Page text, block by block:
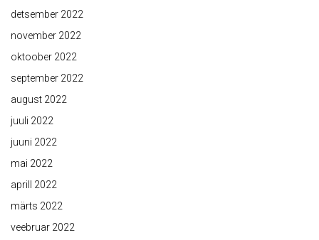
detsember 2022
november 2022
oktoober 2022
september 2022
august 2022
juuli 2022
juuni 2022
mai 2022
aprill 2022
märts 2022
veebruar 2022